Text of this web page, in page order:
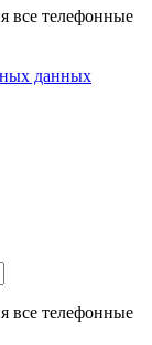
все телефонные
данных
все телефонные